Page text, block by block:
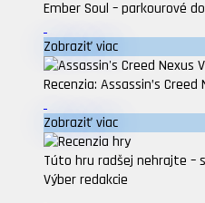
Ember Soul – parkourové
Zobraziť viac
Recenzia: Assassin’s Creed
Zobraziť viac
Túto hru radšej nehrajte –
Výber redakcie